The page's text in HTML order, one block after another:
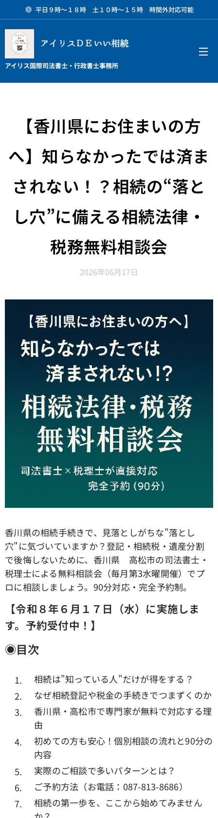
平日９時～１８時 土１０時～１５時 時間外対応可能
アイリスＤＥいい相続
アイリス国際司法書士・行政書士事務所
【香川県にお住まいの方
へ】知らなかったでは済ま
されない！？相続の“落と
し穴”に備える相続法律・
税務無料相談会
2026年06月17日
香川県の相続手続きで、見落としがちな"落とし
穴"に気づいていますか？登記・相続税・遺産分割
で後悔しないために、香川県 高松市の司法書士・
税理士による無料相談会（毎月第3水曜開催）でプ
ロに相談しましょう。90分対応・完全予約制。
【令和８年６月１７日（水）に実施しま
す。予約受付中！】
◉目次
相続は"知っている人"だけが得をする？
なぜ相続登記や税金の手続きでつまずくのか
香川県・高松市で専門家が無料で対応する理
由
初めての方も安心！個別相談の流れと90分の
内容
実際のご相談で多いパターンとは？
ご予約方法（お電話：087-813-8686）
相続の第一歩を、ここから始めてみません